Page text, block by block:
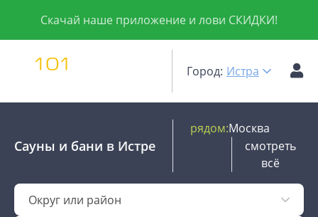
Скачай наше приложение и лови СКИДКИ!
Город: Истра
Сауны и бани в Истре
рядом:Москва
смотреть
всё
Округ или район